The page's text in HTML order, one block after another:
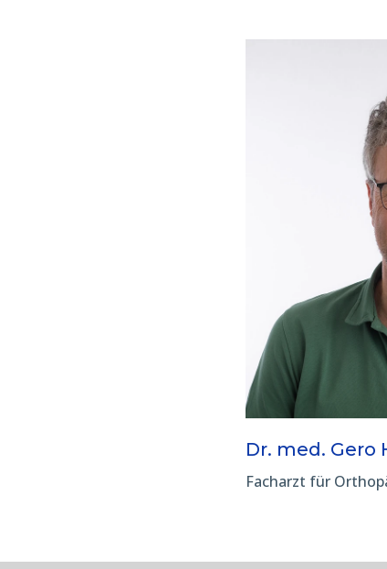
Dr. med. Gero
Facharzt für